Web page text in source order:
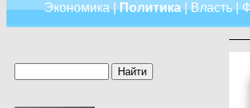
Экономика|Политика|Власть|